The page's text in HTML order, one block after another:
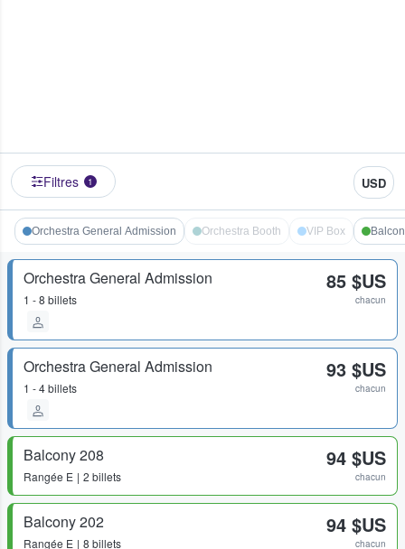
Filtres 1 USD
Orchestra General Admission Orchestra Booth VIP Box
Orchestra General Admission
1 - 8 billets
85 $US
chacun
Orchestra General Admission
1 - 4 billets
93 $US
chacun
Balcony 208
Rangée E 2 billets
94 $US
chacun
Balcony 202
Rangée E 8 billets
94 $US
chacun